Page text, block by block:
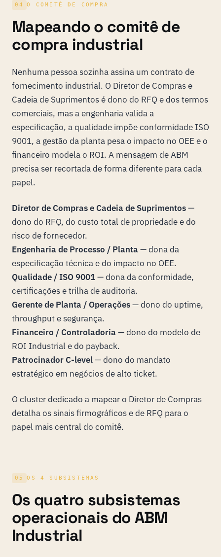
04 O COMITÊ DE COMPRA
Mapeando o comitê de
compra industrial
Nenhuma pessoa sozinha assina um contrato de
fornecimento industrial. O Diretor de Compras e
Cadeia de Suprimentos é dono do RFQ e dos termos
comerciais, mas a engenharia valida a
especificação, a qualidade impõe conformidade ISO
9001, a gestão da planta pesa o impacto no OEE e o
financeiro modela o ROI. A mensagem de ABM
precisa ser recortada de forma diferente para cada
papel.
Diretor de Compras e Cadeia de Suprimentos—
dono do RFQ, do custo total de propriedade e do
risco de fornecedor.
Engenharia de Processo / Planta — dona da
especificação técnica e do impacto no OEE.
Qualidade / ISO 9001— dona da conformidade,
certificações e trilha de auditoria.
Gerente de Planta / Operações— dono do uptime,
throughput e segurança.
Financeiro / Controladoria — dono do modelo de
ROI Industrial e do payback.
Patrocinador C-level— dono do mandato
estratégico em negócios de alto ticket.
O cluster dedicado a mapear o Diretor de Compras
detalha os sinais firmográficos e de RFQ para o
papel mais central do comitê.
05 OS 4 SUBSISTEMAS
Os quatro subsistemas
operacionais do ABM
Industrial